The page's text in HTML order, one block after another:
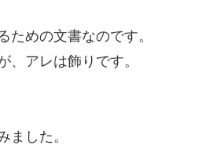
ための文書なのです。
、アレは飾りです。
ました。